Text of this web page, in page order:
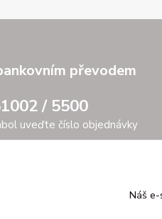
převodem
/ 5500
uveďte číslo objednávky
Náš